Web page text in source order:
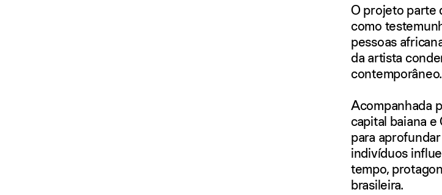
O projeto parte
como
pessoas
da artista
contemporâneo.
Acompanhada
capital baiana
para
indivíduos
tempo,
brasileira.